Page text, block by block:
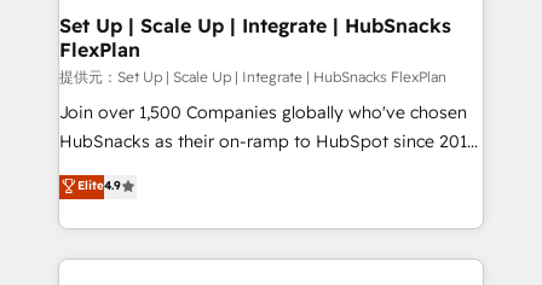
Award 🏆2020 Elite Solutions Partner 🏆2019
Integrations HubSpot Impact Award 🏆2019
Marketing Enablement HubSpot Impact Award 🏆
2018 Website Design HubSpot Impact Award 🏆2017
Website Design HubSpot Impact Award 🏆2016
Sales Enablement HubSpot Impact Award 🏆2015
Growth-Driven Design Agency of the Year 🏆2015
Set Up | Scale Up | Integrate | HubSnacks
FlexPlan
提供元：Set Up | Scale Up | Integrate | HubSnacks FlexPlan
Join over 1,500 Companies globally who've chosen
HubSnacks as their on-ramp to HubSpot since 2014
Simple pay-as-you-go plans that accelerate value...
1️⃣ Set Up | Onboarding New or Check-fixing existing
HubSpot portals 2️⃣ Scale Up | 100% HubSpot Task
Execution... Global 24/7 ... All Experts 3️⃣ Integrate |
Elite4.9